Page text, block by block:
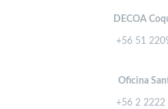
DECOA
+56 51
Oficina
+56 2 2222